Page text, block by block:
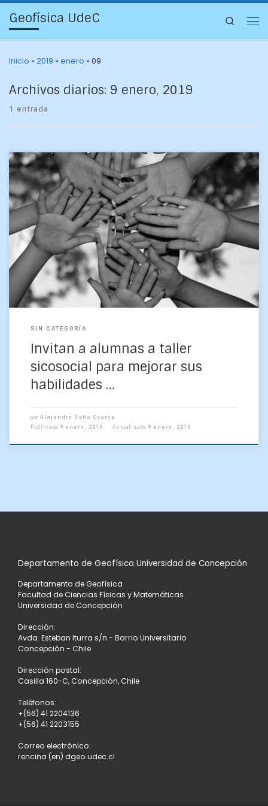
Geofísica UdeC Search
Inicio »2019 »enero »09
Archivos diarios: 9 enero, 2019
1 entrada
Sicólogas dictarán curso organizado por el Departamento
de Geofísica ¿Cómo está mi preparación para enfrentar el
mundo laboral y las clases, mis relaciones interpersonales y
[…]
SIN CATEGORÍA
Invitan a alumnas a taller
sicosocial para mejorar sus
habilidades …
por Alejandro Baño Oyarce
Publicada 9 enero, 2019 Actualizado 9 enero, 2019
Departamento de Geofísica Universidad de Concepción
Departamento de Geofísica
Facultad de Ciencias Físicas y Matemáticas
Universidad de Concepción
Dirección:
Avda. Esteban Iturra s/n - Barrio Universitario
Concepción - Chile
Dirección postal:
Casilla 160-C, Concepción, Chile
Teléfonos:
+(56) 41 2204136
+(56) 41 2203155
Correo electrónico:
rencina (en) dgeo.udec.cl